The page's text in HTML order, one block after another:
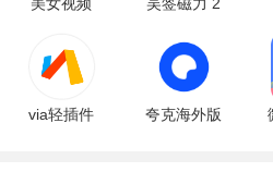
2. 平台提供透明的交易流程，让
步的进展，减少不必要的麻烦。
3. 小牛看房的服务承诺为用户提
版
via轻插件
夸克海外版